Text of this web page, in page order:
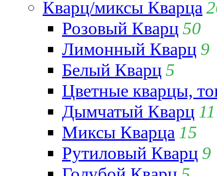
Кварц/миксы Кварца
Розовый Кварц 50
Лимонный Кварц 9
Белый Кварц 5
Цветные кварцы,
Дымчатый Кварц 11
Миксы Кварца 15
Рутиловый Кварц 9